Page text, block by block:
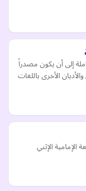
إلى أن يكون مصدراً
الأخرى باللغات
الإثني